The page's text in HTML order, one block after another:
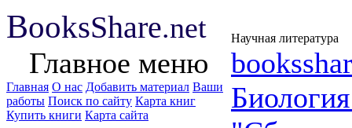
BooksShare.net Научная литература
Главное меню
Главная О нас Добавить материал Ваши
работы Поиск по сайту Карта книг
Купить книги Карта сайта